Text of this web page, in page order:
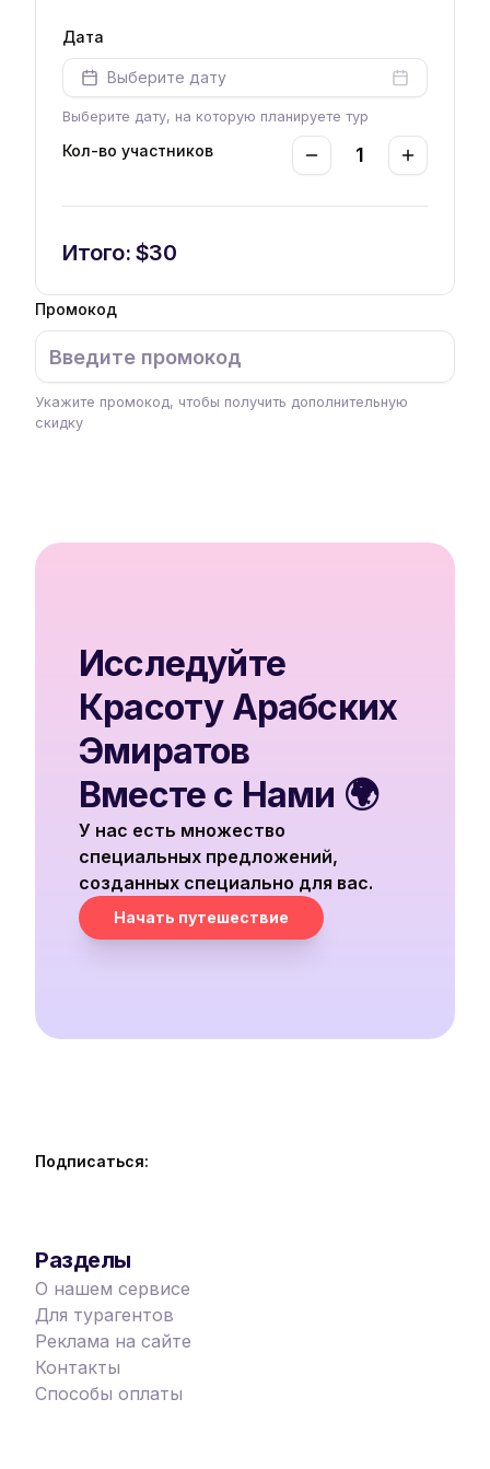
Дата
Выберите дату
Выберите дату, на которую планируете тур
Кол-во участников
Decrement
1 Increment
Итого: $30
Промокод
Укажите промокод, чтобы получить дополнительную
скидку
Исследуйте
Красоту Арабских
Эмиратов
Вместе с Нами 🌍
У нас есть множество
специальных предложений,
созданных специально для вас.
Начать путешествие
Подписаться:
Разделы
О нашем сервисе
Для турагентов
Реклама на сайте
Контакты
Способы оплаты